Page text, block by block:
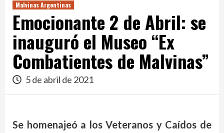
Malvinas Argentinas
Emocionante 2 de Abril: se
inauguró el Museo “Ex
Combatientes de Malvinas”
5 de abril de 2021
Se homenajeó a los Veteranos y Caídos de